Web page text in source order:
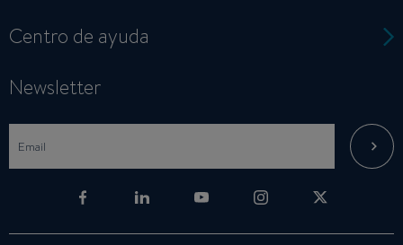
Centro de ayuda
Newsletter